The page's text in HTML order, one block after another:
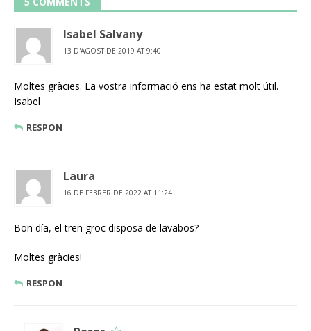
Isabel Salvany
13 D'AGOST DE 2019 AT 9:40
Moltes gràcies. La vostra informació ens ha estat molt útil.
Isabel
RESPON
Laura
16 DE FEBRER DE 2022 AT 11:24
Bon día, el tren groc disposa de lavabos?
Moltes gràcies!
RESPON